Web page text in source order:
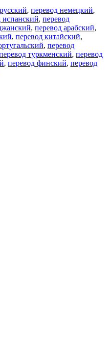
, перевод немецкий,
испанский, перевод
, перевод арабский,
, перевод китайский,
, перевод
туркменский, перевод
, перевод финский, перевод